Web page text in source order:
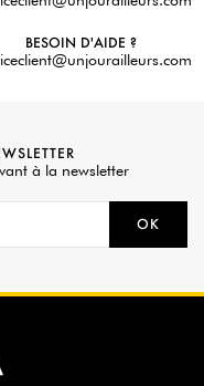
BESOIN D'AIDE ?
à la newsletter
OK